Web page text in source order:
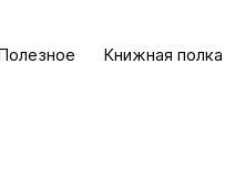
Книжная полка